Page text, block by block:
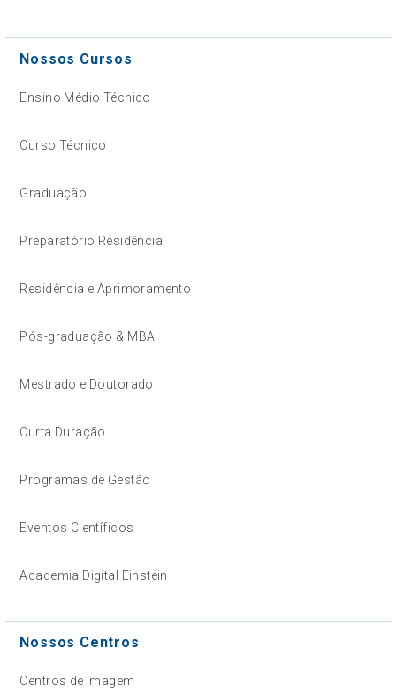
Nossos Cursos
Ensino Médio Técnico
Curso Técnico
Graduação
Preparatório Residência
Residência e Aprimoramento
Pós-graduação & MBA
Mestrado e Doutorado
Curta Duração
Programas de Gestão
Eventos Científicos
Academia Digital Einstein
Nossos Centros
Centros de Imagem